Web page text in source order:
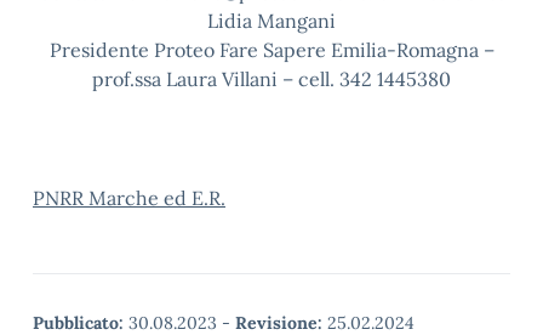
Lidia Mangani
Presidente Proteo Fare Sapere Emilia-Romagna –
prof.ssa Laura Villani – cell. 342 1445380
PNRR Marche ed E.R.
Pubblicato: 30.08.2023 - Revisione: 25.02.2024